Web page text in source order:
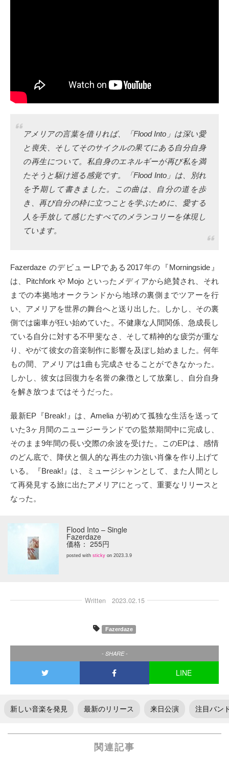
アメリアの言葉を借りれば、「Flood Into」は深い愛
と喪失、そしてそのサイクルの果てにある自分自身
の再生について。私自身のエネルギーが再び私を満
たそうと駆け巡る感覚です。「Flood Into」は、別れ
を予期して書きました。この曲は、自分の道を歩
き、再び自分の枠に立つことを学ぶために、愛する
人を手放して感じたすべてのメランコリーを体現し
ています。
Fazerdaze のデビューLPである2017年の『Morningside』
は、Pitchfork や Mojo といったメディアから絶賛され、それ
までの本拠地オークランドから地球の裏側までツアーを行
い、アメリアを世界の舞台へと送り出した。しかし、その裏
側では歯車が狂い始めていた。不健康な人間関係、急成長し
ている自分に対する不甲斐なさ、そして精神的な疲労が重な
り、やがて彼女の音楽制作に影響を及ぼし始めました。何年
もの間、アメリアは1曲も完成させることができなかった。
しかし、彼女は回復力を名誉の象徴として放棄し、自分自身
を解き放つまではそうだった。
最新EP『Break!』は、Amelia が初めて孤独な生活を送って
いた3ヶ月間のニュージーランドでの監禁期間中に完成し、
そのまま9年間の長い交際の余波を受けた。このEPは、感情
のどん底で、降伏と個人的な再生の力強い肖像を作り上げて
いる。『Break!』は、ミュージシャンとして、また人間とし
て再発見する旅に出たアメリアにとって、重要なリリースと
なった。
Flood Into – Single
Fazerdaze
価格： 255円
posted with sticky on 2023.3.9
Written 2023.02.15
Fazerdaze
- SHARE -
LINE
新しい音楽を発見 最新のリリース 来日公演 注目バン
関連記事